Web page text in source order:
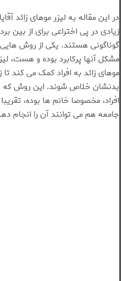
در این مقاله به لیزر موهای زائد
زیادی در پی اختراعی برای از بین
گوناگونی هستند. یکی از روش هایی
مشکل آنها پرکابرد بوده و هست،
موهای زائد به افراد کمک می کند تا
بدنشان خلاص شوند. این روش که
افراد، مخصوصا خانم ها بوده،
جامعه هم می توانند آن را انجام